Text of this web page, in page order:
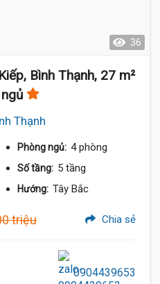
36
Bình Thạnh, 27 m²
Thạnh
Phòng ngủ: 4 phòng
Số tầng: 5 tầng
Hướng: Tây Bắc
triệu Chia sẻ
0904439653